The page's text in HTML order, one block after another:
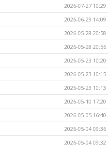
2026-07-27 10:29
2026-06-29 14:09
2026-05-28 20:58
2026-05-28 20:56
2026-05-23 10:20
2026-05-23 10:15
2026-05-23 10:13
2026-05-10 17:20
2026-05-05 16:40
2026-05-04 09:36
2026-05-04 09:32